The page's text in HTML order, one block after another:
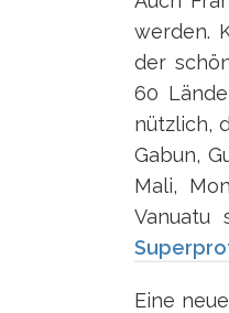
werden.
der
60
nützlich,
Gabun,
Mali,
Vanuatu
Eine